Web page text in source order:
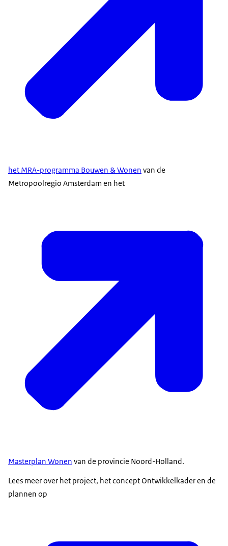
het MRA-programma Bouwen & Wonen van de
Metropoolregio Amsterdam en het
Masterplan Wonen van de provincie Noord-Holland.
Lees meer over het project, het concept Ontwikkelkader en de
plannen op